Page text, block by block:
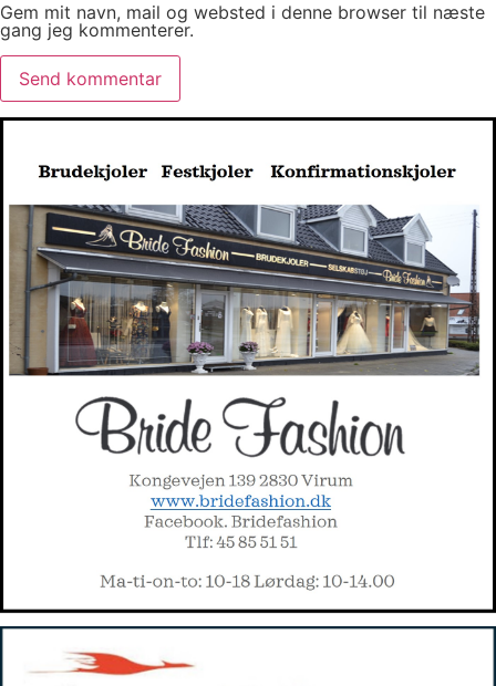
Gem mit navn, mail og websted i denne browser til næste
gang jeg kommenterer.